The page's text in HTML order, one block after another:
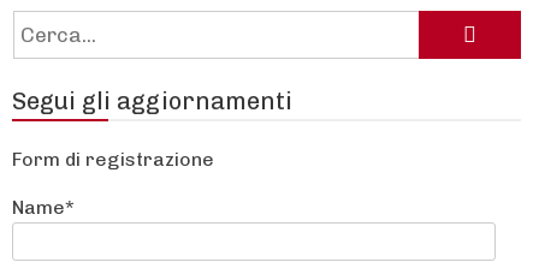
Cerca:
Segui gli aggiornamenti
Form di registrazione
Name*